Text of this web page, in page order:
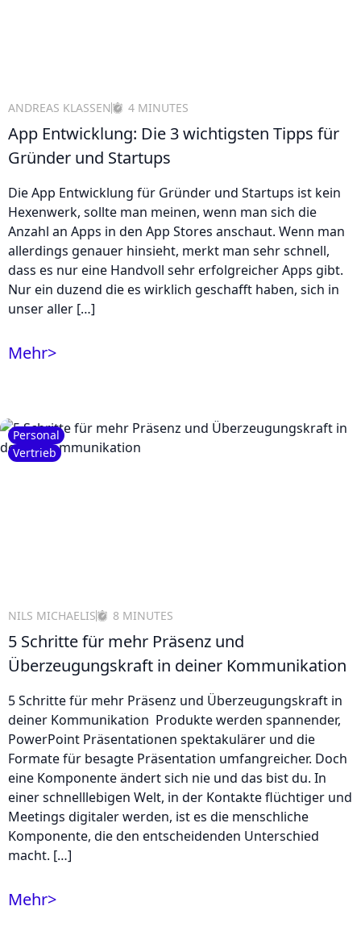
ANDREAS KLASSEN 4 MINUTES
App Entwicklung: Die 3 wichtigsten Tipps für
Gründer und Startups
Die App Entwicklung für Gründer und Startups ist kein
Hexenwerk, sollte man meinen, wenn man sich die
Anzahl an Apps in den App Stores anschaut. Wenn man
allerdings genauer hinsieht, merkt man sehr schnell,
dass es nur eine Handvoll sehr erfolgreicher Apps gibt.
Nur ein duzend die es wirklich geschafft haben, sich in
unser aller […]
Mehr>
Personal
Vertrieb
NILS MICHAELIS 8 MINUTES
5 Schritte für mehr Präsenz und
Überzeugungskraft in deiner Kommunikation
5 Schritte für mehr Präsenz und Überzeugungskraft in
deiner Kommunikation Produkte werden spannender,
PowerPoint Präsentationen spektakulärer und die
Formate für besagte Präsentation umfangreicher. Doch
eine Komponente ändert sich nie und das bist du. In
einer schnelllebigen Welt, in der Kontakte flüchtiger und
Meetings digitaler werden, ist es die menschliche
Komponente, die den entscheidenden Unterschied
macht. […]
Mehr>